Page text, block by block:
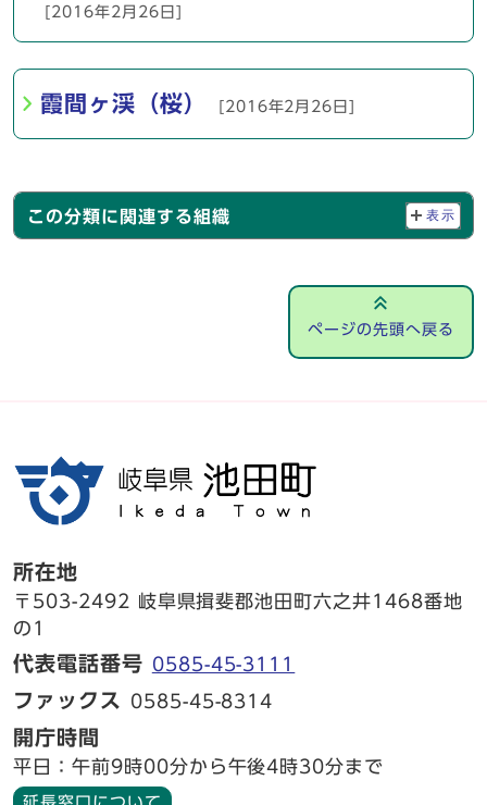
[2016年2月26日]
霞間ヶ渓（桜） [2016年2月26日]
この分類に関連する組織 表示
ページの先頭へ戻る
所在地
〒503-2492 岐阜県揖斐郡池田町六之井1468番地
の1
代表電話番号 0585-45-3111
ファックス 0585-45-8314
開庁時間
平日：午前9時00分から午後4時30分まで